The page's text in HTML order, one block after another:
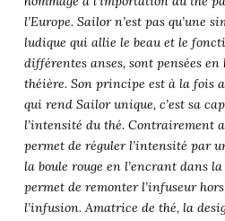
l’Europe. Sailor n’est pas qu’une
ludique qui allie le beau et le
différentes anses, sont pensées
théière. Son principe est à la fois
qui rend Sailor unique, c’est sa
l’intensité du thé. Contrairement
permet de réguler l’intensité par
la boule rouge en l’encrant dans
permet de remonter l’infuseur
l’infusion. Amatrice de thé, la